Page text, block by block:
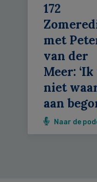
172
met
van der
Meer:
niet
aan
Naar de